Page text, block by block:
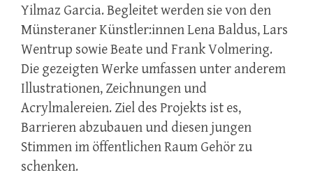
Yilmaz Garcia. Begleitet werden sie von den
Münsteraner Künstler:innen Lena Baldus, Lars
Wentrup sowie Beate und Frank Volmering.
Die gezeigten Werke umfassen unter anderem
Illustrationen, Zeichnungen und
Acrylmalereien. Ziel des Projekts ist es,
Barrieren abzubauen und diesen jungen
Stimmen im öffentlichen Raum Gehör zu
schenken.